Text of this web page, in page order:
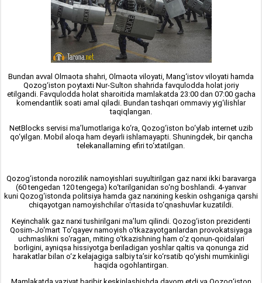
Bundan avval Olmaota shahri, Olmaota viloyati, Mang‘istov viloyati hamda
Qozog‘iston poytaxti Nur-Sulton shahrida favqulodda holat joriy
etilgandi. Favqulodda holat sharoitida mamlakatda 23:00 dan 07:00 gacha
komendantlik soati amal qiladi. Bundan tashqari ommaviy yig‘ilishlar
taqiqlangan.
NetBlocks servisi ma’lumotlariga ko‘ra, Qozog‘iston bo‘ylab internet uzib
qo‘yilgan. Mobil aloqa ham deyarli ishlamayapti. Shuningdek, bir qancha
telekanallarning efiri to‘xtatilgan.
Qozog‘istonda norozilik namoyishlari suyultirilgan gaz narxi ikki baravarga
(60 tengedan 120 tengega) ko‘tarilganidan so‘ng boshlandi. 4-yanvar
kuni Qozog‘istonda politsiya hamda gaz narxining keskin oshganiga qarshi
chiqayotgan namoyishchilar o‘rtasida to‘qnashuvlar kuzatildi.
Keyinchalik gaz narxi tushirilgani ma’lum qilindi. Qozog‘iston prezidenti
Qosim-Jo‘mart To‘qayev namoyish o‘tkazayotganlardan provokatsiyaga
uchmaslikni so‘ragan, miting o‘tkazishning ham o‘z qonun-qoidalari
borligini, ayniqsa hissiyotga beriladigan yoshlar qaltis va qonunga zid
harakatlar bilan o‘z kelajagiga salbiy ta’sir ko‘rsatib qo‘yishi mumkinligi
haqida ogohlantirgan.